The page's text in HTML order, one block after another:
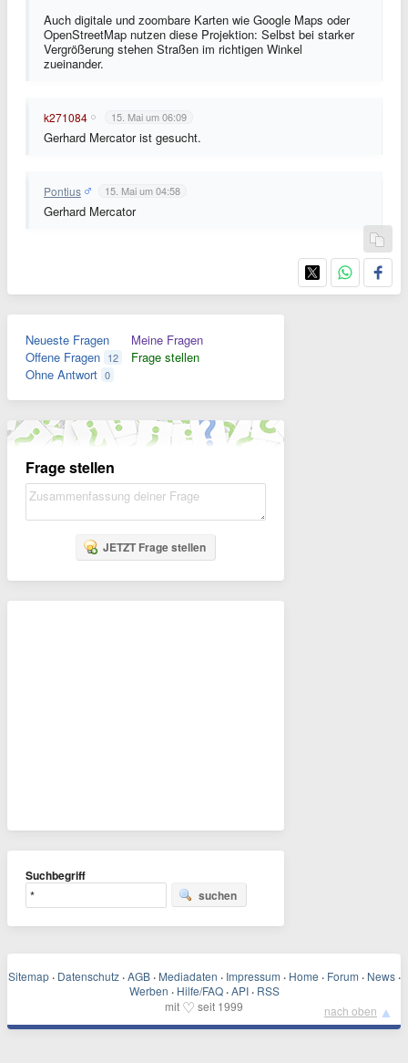
Auch digitale und zoombare Karten wie Google Maps oder
OpenStreetMap nutzen diese Projektion: Selbst bei starker
Vergrößerung stehen Straßen im richtigen Winkel
zueinander.
k271084 15. Mai um 06:09
Gerhard Mercator ist gesucht.
Pontius 15. Mai um 04:58
Gerhard Mercator
Neueste Fragen
Offene Fragen 12
Ohne Antwort 0
Meine Fragen
Frage stellen
Frage stellen
JETZT Frage stellen
Suchbegriff
suchen
Sitemap · Datenschutz · AGB · Mediadaten · Impressum · Home · Forum · News ·
Werben · Hilfe/FAQ · API · RSS
mit ♡ seit 1999 nach oben ▲